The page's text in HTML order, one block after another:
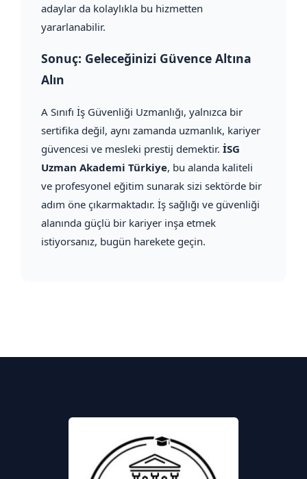
adaylar da kolaylıkla bu hizmetten
yararlanabilir.
Sonuç: Geleceğinizi Güvence Altına
Alın
A Sınıfı İş Güvenliği Uzmanlığı, yalnızca bir
sertifika değil, aynı zamanda uzmanlık, kariyer
güvencesi ve mesleki prestij demektir. İSG
Uzman Akademi Türkiye, bu alanda kaliteli
ve profesyonel eğitim sunarak sizi sektörde bir
adım öne çıkarmaktadır. İş sağlığı ve güvenliği
alanında güçlü bir kariyer inşa etmek
istiyorsanız, bugün harekete geçin.